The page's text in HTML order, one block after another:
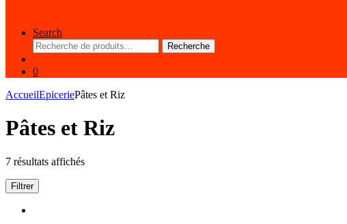
Search
Recherche
pour :
Recherche
0
AccueilEpiceriePâtes et Riz
Pâtes et Riz
7 résultats affichés
Filtrer